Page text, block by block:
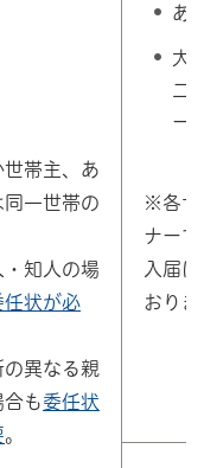
世帯主、あ
同一世帯の
知人の場
任状が必
異なる親
も委任状
。
あ
大
二
ー
※各サ
ナー
入届
おり